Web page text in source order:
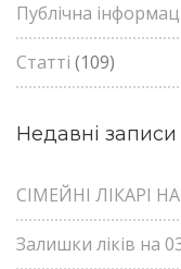
Публічна
Статті (109)
Недавні записи
СІМЕЙНІ ЛІКАРІ
Залишки ліків на